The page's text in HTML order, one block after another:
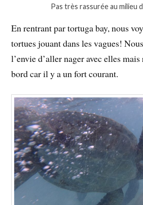
Pas très rassurée au milieu
En rentrant par tortuga bay, nous
tortues jouant dans les vagues!
l’envie d’aller nager avec elles
bord car il y a un fort courant.